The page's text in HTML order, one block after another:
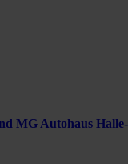
MG Autohaus